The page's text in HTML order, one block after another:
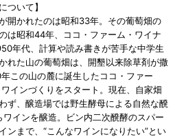
ついて】
開かれたのは昭和33年。その葡萄畑の
は昭和44年、ココ・ファーム・ワイナ
年代、計算や読み書きが苦手な中学生
れた山の葡萄畑は、開墾以来除草剤が撒
この山の麓に誕生したココ・ファー
インづくりをスタート。現在、自家畑
ず、醸造場では野生酵母による自然な醗
インを醸造。ビン内二次醗酵のスパー
ンまで、“こんなワインになりたい”とい